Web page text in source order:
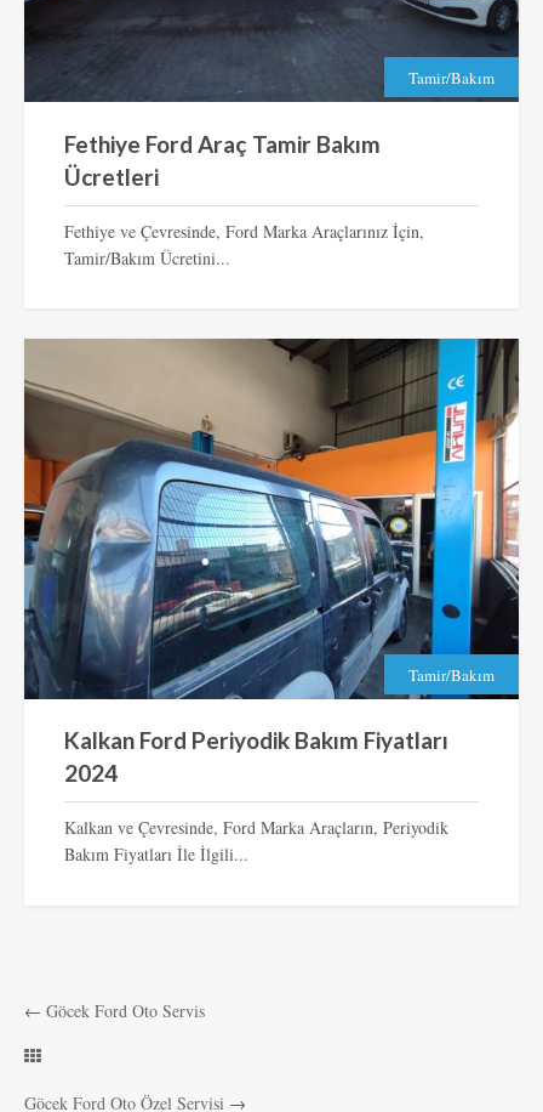
Tamir/Bakım
Fethiye Ford Araç Tamir Bakım
Ücretleri
Fethiye ve Çevresinde, Ford Marka Araçlarınız İçin,
Tamir/Bakım Ücretini...
Tamir/Bakım
Kalkan Ford Periyodik Bakım Fiyatları
2024
Kalkan ve Çevresinde, Ford Marka Araçların, Periyodik
Bakım Fiyatları İle İlgili...
← Göcek Ford Oto Servis
Göcek Ford Oto Özel Servisi →